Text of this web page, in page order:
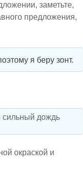
заметьте,
предложения,
я беру зонт.
сильный дождь
окраской и